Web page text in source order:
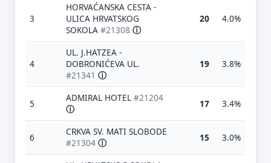
3
HORVAĆANSKA CESTA -
ULICA HRVATSKOG
SOKOLA #21308 ⓘ
20 4.0%
4
UL. J.HATZEA -
DOBRONIĆEVA UL.
#21341 ⓘ
19 3.8%
5
ADMIRAL HOTEL #21204
ⓘ
17 3.4%
6
CRKVA SV. MATI SLOBODE
#21304 ⓘ 15 3.0%